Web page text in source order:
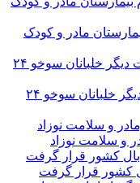
مادر و کودک
بسیج تمام ظرفیت‌ها برای تعیین وضعیت دیگر خلبانان سوخو ۲۴
و سلامت نوزاد